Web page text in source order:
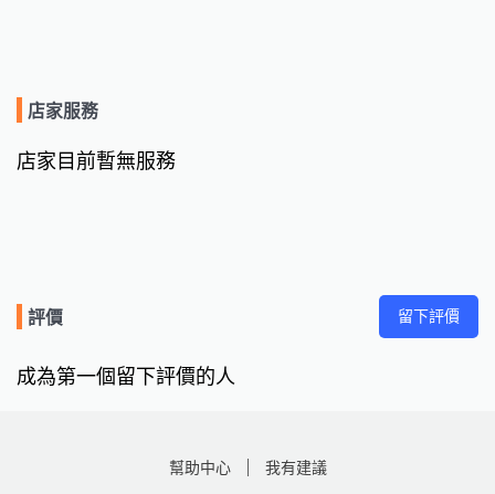
店家服務
店家目前暫無服務
評價 留下評價
成為第一個留下評價的人
幫助中心 我有建議